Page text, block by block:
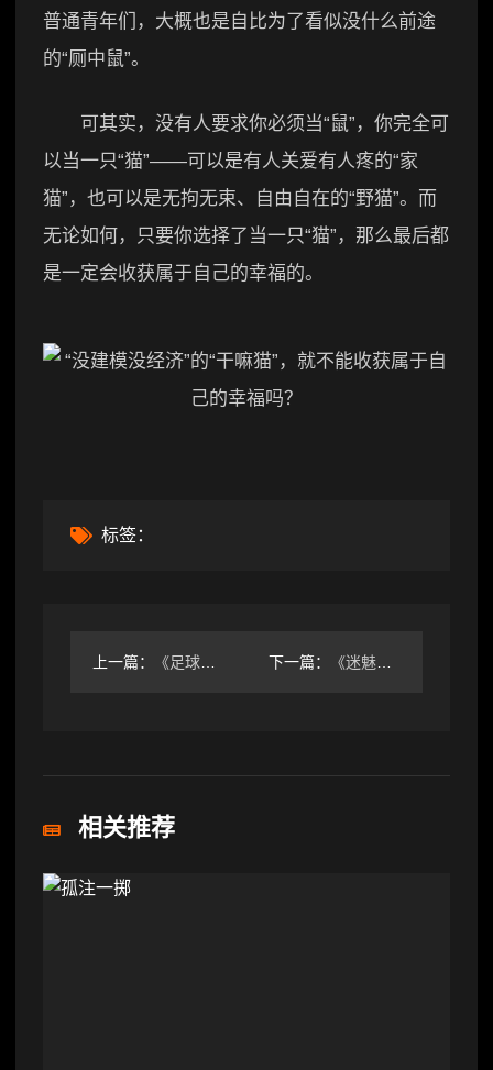
普通青年们，大概也是自比为了看似没什么前途
的“厕中鼠”。
可其实，没有人要求你必须当“鼠”，你完全可
以当一只“猫”——可以是有人关爱有人疼的“家
猫”，也可以是无拘无束、自由自在的“野猫”。而
无论如何，只要你选择了当一只“猫”，那么最后都
是一定会收获属于自己的幸福的。
标签：
上一篇： 《足球经理26》邀请我们开了一场“国足未来研讨会” 下一篇： 《迷魅狩猎》制作人专访：探索AI与游戏的更多可能
相关推荐